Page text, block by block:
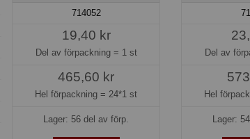
714052
19,40 kr
Del av förpackning = 1 st
465,60 kr
Hel förpackning = 24*1 st
Lager: 56 del av förp.
Del av
Hel
Lager: